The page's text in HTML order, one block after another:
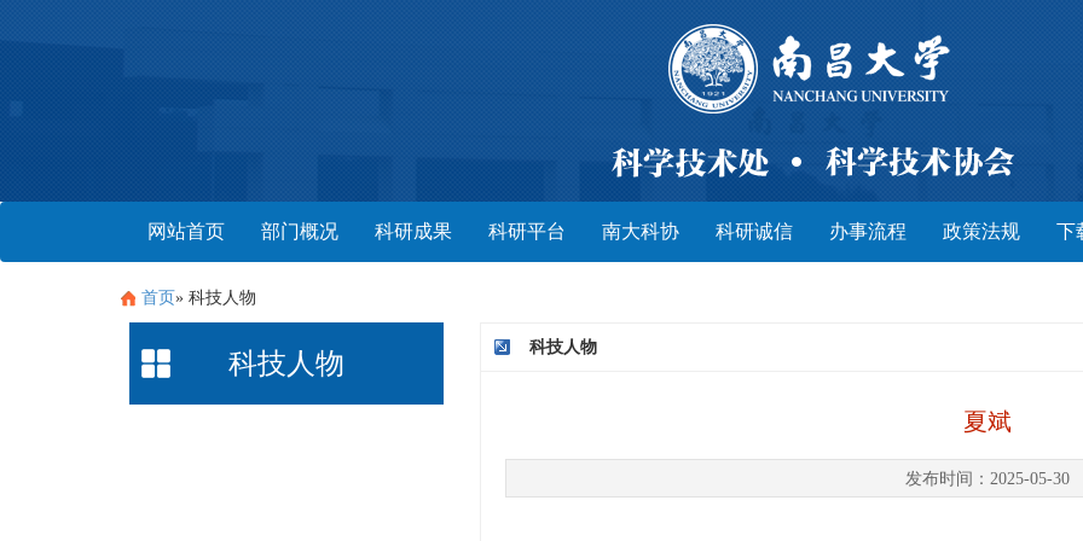
网站首页 部门概况 科研成果 科研平台 南大科协 科研诚信 办事流程 政策法规 下
首页» 科技人物
科技人物
科技人物
夏斌
发布时间：2025-05-30